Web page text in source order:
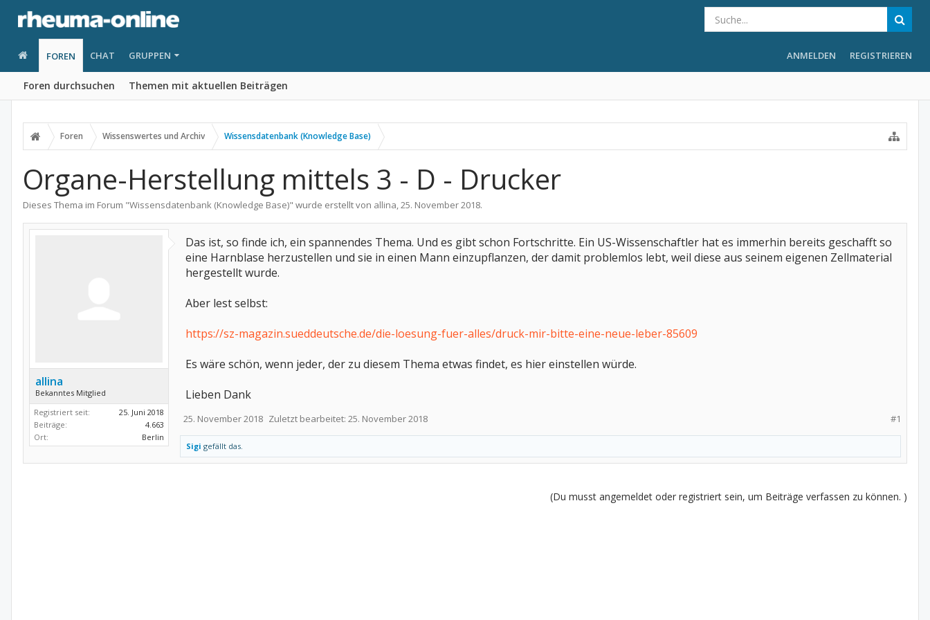
FOREN
Foren durchsuchen Themen mit aktuellen Beiträgen
CHAT GRUPPEN ANMELDEN REGISTRIEREN
Foren Wissenswertes und Archiv Wissensdatenbank (Knowledge Base)
Organe-Herstellung mittels 3 - D - Drucker
Dieses Thema im Forum "Wissensdatenbank (Knowledge Base)" wurde erstellt von allina,25. November 2018.
allina
Bekanntes Mitglied
Registriert seit:
25. Juni 2018
Beiträge:
4.663
Ort:
Berlin
Das ist, so finde ich, ein spannendes Thema. Und es gibt schon Fortschritte. Ein US-Wissenschaftler hat es immerhin bereits geschafft so
eine Harnblase herzustellen und sie in einen Mann einzupflanzen, der damit problemlos lebt, weil diese aus seinem eigenen Zellmaterial
hergestellt wurde.
Aber lest selbst:
https://sz-magazin.sueddeutsche.de/die-loesung-fuer-alles/druck-mir-bitte-eine-neue-leber-85609
Es wäre schön, wenn jeder, der zu diesem Thema etwas findet, es hier einstellen würde.
Lieben Dank
#1
25. November 2018 Zuletzt bearbeitet: 25. November 2018
Sigi gefällt das.
(Du musst angemeldet oder registriert sein, um Beiträge verfassen zu können. )